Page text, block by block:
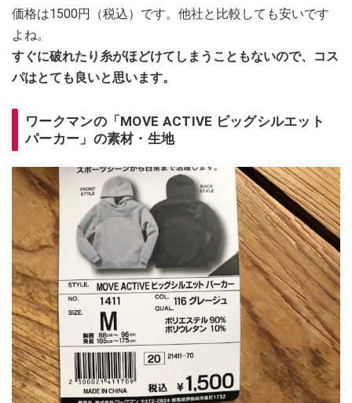
価格は1500円（税込）です。他社と比較しても安いです
よね。
すぐに破れたり糸がほどけてしまうこともないので、コス
パはとても良いと思います。
ワークマンの「MOVE ACTIVE ビッグシルエット
パーカー」の素材・生地